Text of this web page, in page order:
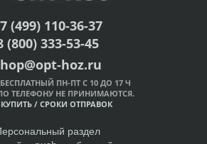
(499) 110-36-37
(800) 333-53-45
hoz.ru
ПН-ПТ С 10 ДО 17 Ч
ТЕЛЕФОНУ НЕ ПРИНИМАЮТСЯ.
/ СРОКИ ОТПРАВОК
раздел